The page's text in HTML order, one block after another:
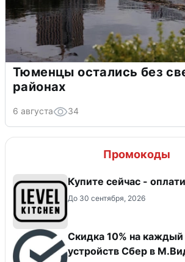
Тюменцы остались без
районах
6 августа 34
Промокоды
Купите сейчас -
До 30 сентября, 2026
Скидка 10% на каждый
устройств Сбер в